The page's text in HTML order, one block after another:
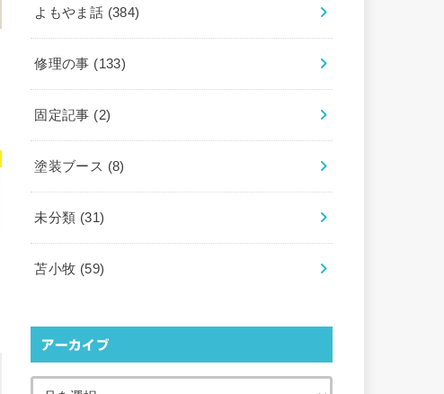
よもやま話 (384)
修理の事 (133)
固定記事 (2)
塗装ブース (8)
未分類 (31)
苫小牧 (59)
アーカイブ